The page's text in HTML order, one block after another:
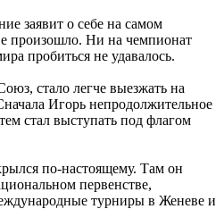
заявит о себе на самом
произошло. Ни на чемпионат
пробиться не удавалось.
стало легче выезжать на
Игорь непродолжительное
стал выступать под флагом
по-настоящему. Там он
первенстве,
турниры в Женеве и